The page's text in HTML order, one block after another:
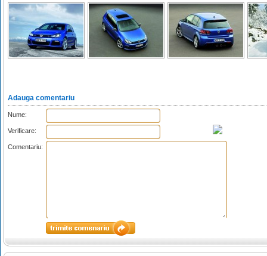
Adauga comentariu
Nume:
Verificare:
Comentariu: